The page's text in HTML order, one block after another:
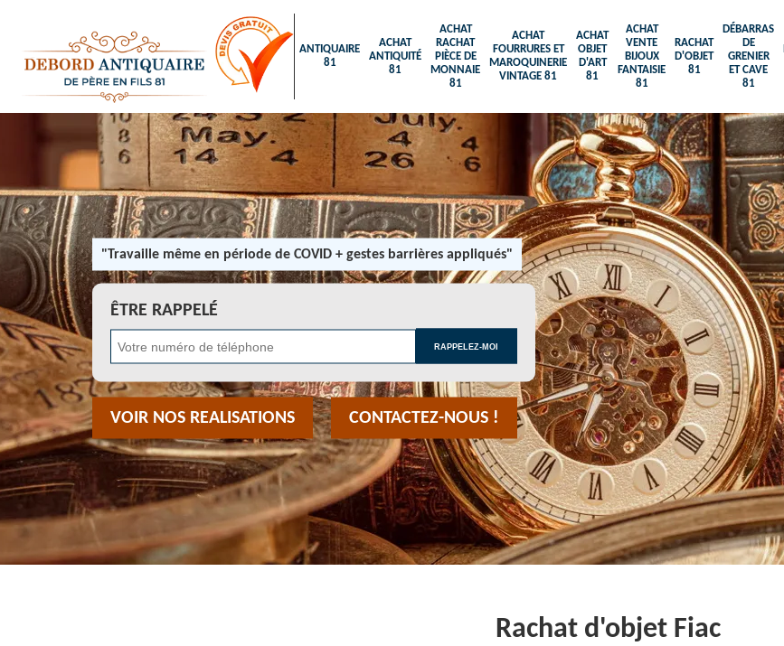
ANTIQUAIRE
81
ACHAT
ANTIQUITÉ
81
ACHAT
RACHAT
PIÈCE DE
MONNAIE
81
ACHAT
FOURRURES ET
MAROQUINERIE
VINTAGE 81
ACHAT
OBJET
D'ART
81
ACHAT
VENTE
BIJOUX
FANTAISIE
81
RACHAT
D'OBJET
81
DÉBARRAS
DE
GRENIER
ET CAVE
81
"Travaille même en période de COVID + gestes barrières appliqués"
ÊTRE RAPPELÉ
VOIR NOS REALISATIONS CONTACTEZ-NOUS !
Rachat d'objet Fiac